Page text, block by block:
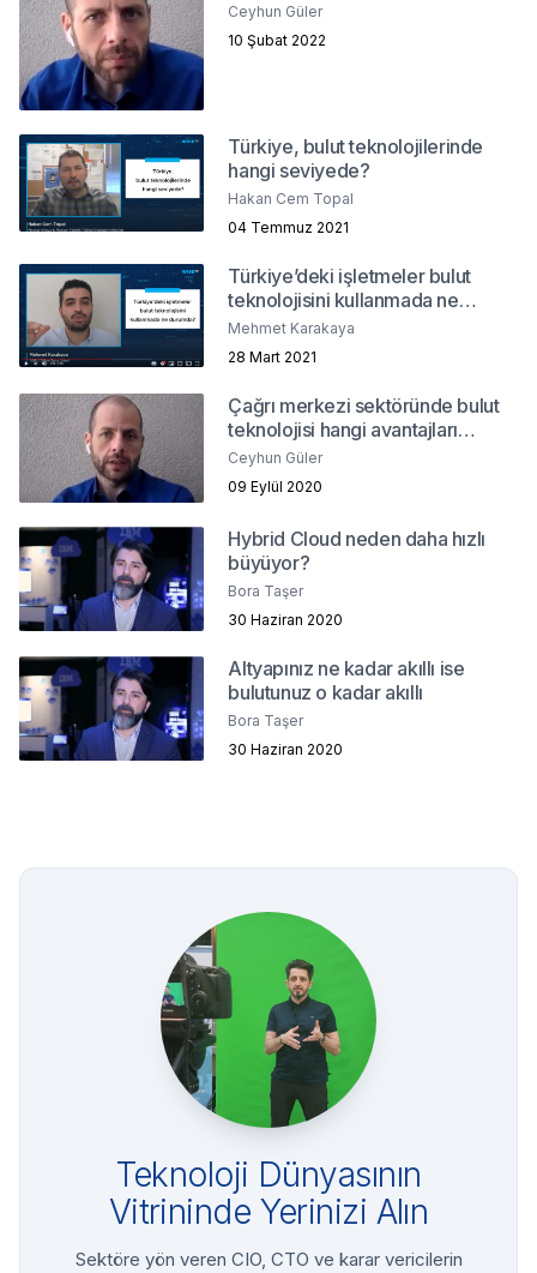
Ceyhun Güler
10 Şubat 2022
Türkiye, bulut teknolojilerinde
hangi seviyede?
Hakan Cem Topal
04 Temmuz 2021
Türkiye’deki işletmeler bulut
teknolojisini kullanmada ne
durumda?
Mehmet Karakaya
28 Mart 2021
Çağrı merkezi sektöründe bulut
teknolojisi hangi avantajları
sağlıyor?
Ceyhun Güler
09 Eylül 2020
Hybrid Cloud neden daha hızlı
büyüyor?
Bora Taşer
30 Haziran 2020
Altyapınız ne kadar akıllı ise
bulutunuz o kadar akıllı
Bora Taşer
30 Haziran 2020
Teknoloji Dünyasının
Vitrininde Yerinizi Alın
Sektöre yön veren CIO, CTO ve karar vericilerin